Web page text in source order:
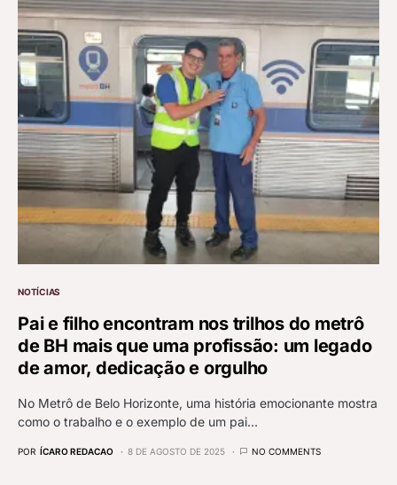
NOTÍCIAS
Pai e filho encontram nos trilhos do metrô
de BH mais que uma profissão: um legado
de amor, dedicação e orgulho
No Metrô de Belo Horizonte, uma história emocionante mostra
como o trabalho e o exemplo de um pai…
POR ÍCARO REDACAO 8 DE AGOSTO DE 2025 NO COMMENTS